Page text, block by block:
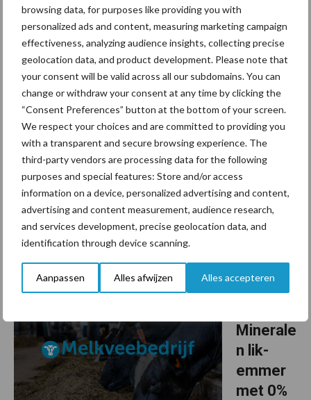
browsing data, for purposes like providing you with
personalized ads and content, measuring marketing campaign
effectiveness, analyzing audience insights, collecting precise
geolocation data, and product development. Please note that
your consent will be valid across all our subdomains. You can
change or withdraw your consent at any time by clicking the
“Consent Preferences” button at the bottom of your screen.
We respect your choices and are committed to providing you
with a transparent and secure browsing experience. The
third-party vendors are processing data for the following
purposes and special features: Store and/or access
information on a device, personalized advertising and content,
advertising and content measurement, audience research,
and services development, precise geolocation data, and
identification through device scanning.
Aanpassen Alles afwijzen Alles accepteren
Van onze
partner Timac
Forse
verschui
ving in
maisbe
mesting
14 april 2017
“In hoeverre zijn loonbedrijven door het mestbeleid van de
afgelopen jaren op een andere wijze mais gaan bemesten? En hoe
ontwikkelt deze werkwijze zich in de toekomst”. Met deze
onderzoeksvragen gesteld door ...Lees meer
Van onze
Minerale
n lik-
emmer
met 0%
14 april 2017